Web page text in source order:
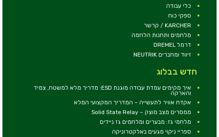
כלי עבודה
ספקי כוח
KARCHER / קרשר
מלחמים ותחנות הלחמה
דרמל DREMEL
זיווד ומחברים NEUTRIK
חדש בבלוג
איך מקימים עמדת עבודה מוגנת ESD: מדריך מלא למשטח, צמיד
והארקה
אקדח אוויר לתעשייה – המדריך המקצועי המלא
ממסרים מצב מוצק – Solid State Relay
מלחמי גז: מבערים ומלחמים גז ניידים
ספריי ניקוי מגעים באלקטרוניקה